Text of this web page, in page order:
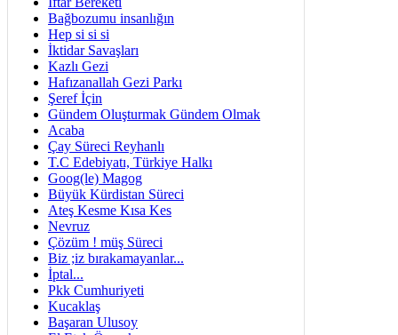
Bağbozumu insanlığın
Hep si si si
İktidar Savaşları
Kazlı Gezi
Hafızanallah Gezi Parkı
Şeref İçin
Gündem Oluşturmak Gündem Olmak
Acaba
Çay Süreci Reyhanlı
T.C Edebiyatı, Türkiye Halkı
Goog(le) Magog
Büyük Kürdistan Süreci
Ateş Kesme Kısa Kes
Nevruz
Çözüm ! müş Süreci
Biz ;iz bırakamayanlar...
İptal...
Pkk Cumhuriyeti
Kucaklaş
Başaran Ulusoy